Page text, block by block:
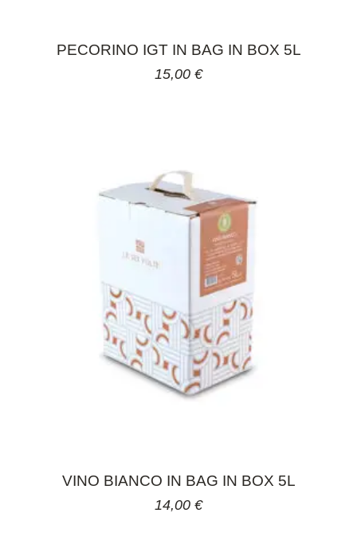
PECORINO IGT IN BAG IN BOX 5L
15,00 €
VINO BIANCO IN BAG IN BOX 5L
14,00 €